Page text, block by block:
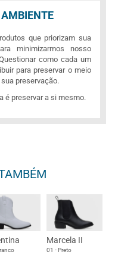
que priorizam sua
minimizarmos nosso
como cada um
para preservar o meio
preservação.
é preservar a si mesmo.
Marcela II
01 - Preto